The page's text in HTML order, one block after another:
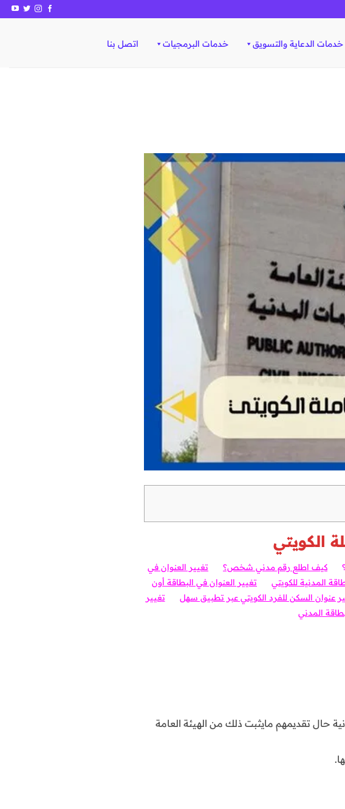
خدمات الدعاية والتسويق خدمات البرمجيات اتصل بنا
الكويتي
كيف اطلع رقم مدني شخص؟
تغيير العنوان في
المدنية للكويتي
تغيير العنوان في البطاقة أون
عنوان السكن للفرد الكويتي عبر تطبيق سهل تغيير
المدني
حال تقديمهم مايثبت ذلك من الهيئة العامة